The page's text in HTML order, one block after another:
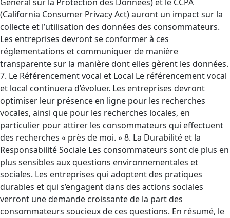
(California Consumer Privacy Act) auront un impact sur la
collecte et l’utilisation des données des consommateurs.
Les entreprises devront se conformer à ces
réglementations et communiquer de manière
transparente sur la manière dont elles gèrent les données.
7. Le Référencement vocal et Local Le référencement vocal
et local continuera d’évoluer. Les entreprises devront
optimiser leur présence en ligne pour les recherches
vocales, ainsi que pour les recherches locales, en
particulier pour attirer les consommateurs qui effectuent
des recherches « près de moi. » 8. La Durabilité et la
Responsabilité Sociale Les consommateurs sont de plus en
plus sensibles aux questions environnementales et
sociales. Les entreprises qui adoptent des pratiques
durables et qui s’engagent dans des actions sociales
verront une demande croissante de la part des
consommateurs soucieux de ces questions. En résumé, le